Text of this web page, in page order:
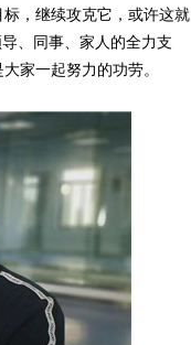
标 ， 继续攻克它， 或许这就
、同事、家人的全力支
家一起努力的功劳。